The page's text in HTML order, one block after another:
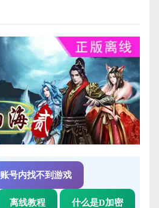
账号内找不到游戏
离线教程 什么是D加密